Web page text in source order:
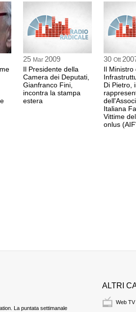
25 Mar 2009
Il Presidente della
Camera dei Deputati,
Gianfranco Fini,
incontra la stampa
estera
30 Ott
Il Ministro
Di Pietro,
Italiana
Vittime
onlus
La puntata settimanale
ALTRI
Web TV